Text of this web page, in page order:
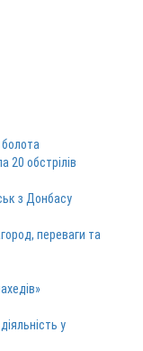
болота
20 обстрілів
з Донбасу
переваги та
у